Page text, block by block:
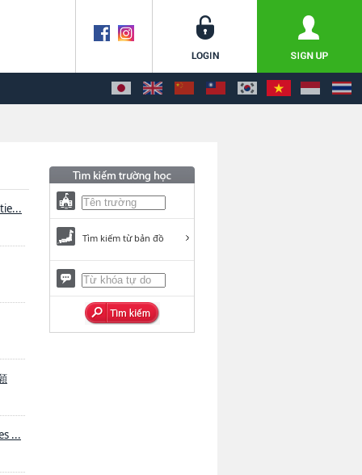
...
Tìm kiếm từ bản đồ